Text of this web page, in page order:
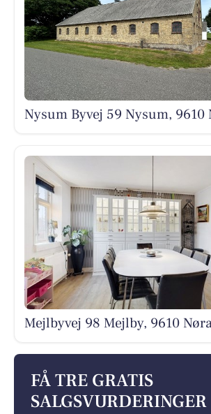
Nysum Byvej 59 Nysum, 9610
Mejlbyvej 98 Mejlby, 9610
FÅ TRE GRATIS
SALGSVURDERINGER